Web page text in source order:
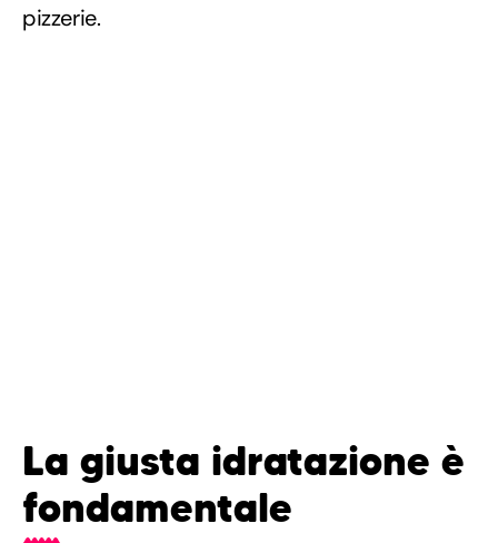
pizzerie.
La giusta idratazione è
fondamentale